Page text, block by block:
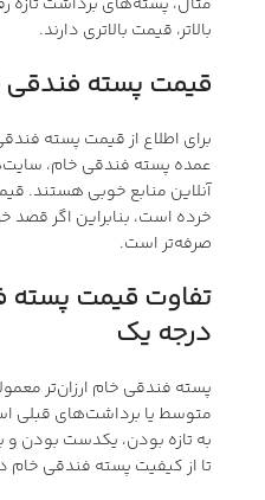
بالاتر، قیمت بالاتری دارند.
قیمت پسته فندقی
برای اطلاع از قیمت پسته
عمده پسته فندقی خام،
آنلاین منابع خوبی هستند.
خرده است، بنابراین اگر قصد
صرفه‌تر است.
تفاوت قیمت پسته
درجه یک
پسته فندقی خام ارزان‌تر
متوسط یا برداشت‌های قبلی
به تازه بودن، یکدست بودن
تا از کیفیت پسته فندقی